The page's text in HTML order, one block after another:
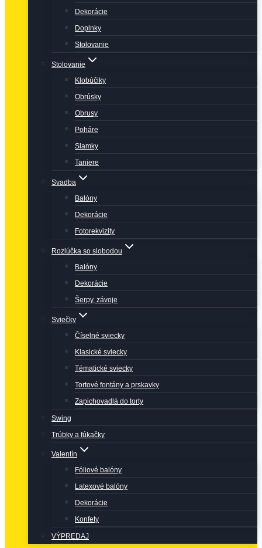
Dekorácie
Doplnky
Stolovanie
Stolovanie
Klobúčiky
Obrúsky
Obrusy
Poháre
Slamky
Taniere
Svadba
Balóny
Dekorácie
Fotorekvizity
Rozlúčka so slobodou
Balóny
Dekorácie
Šerpy, závoje
Sviečky
Číselné sviecky
Klasické sviecky
Tématické sviecky
Tortové fontány a prskavky
Zapichovadlá do torty
Swing
Trúbky a fúkačky
Valentín
Fóliové balóny
Latexové balóny
Dekorácie
Konfety
VÝPREDAJ